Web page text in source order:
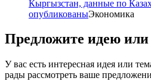
Кыргызстан, данные по
опубликованыЭкономика
Предложите идею или
У вас есть интересная идея или
рады рассмотреть ваше